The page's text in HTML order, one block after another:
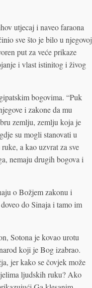
utjecaj i naveo faraona
sve što je bilo u njegovoj
put za veće prikaze
i vlast istinitog i živog
bogovima. “Puk
i zakone da mu
zemlju, zemlju koja je
su mogli stanovati u
a kao uzvrat za sve
nemaju drugih bogova i
o Božjem zakonu i
do Sinaja i tamo im
Sotona je kovao urotu
koji je Bog izabrao.
jer kako se čovjek može
ljudskih ruku? Ako